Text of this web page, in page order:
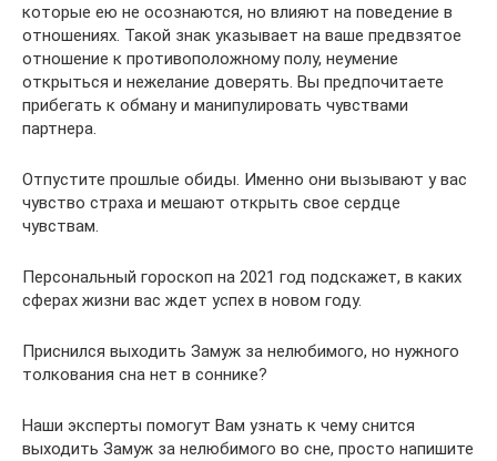
которые ею не осознаются, но влияют на поведение в
отношениях. Такой знак указывает на ваше предвзятое
отношение к противоположному полу, неумение
открыться и нежелание доверять. Вы предпочитаете
прибегать к обману и манипулировать чувствами
партнера.
Отпустите прошлые обиды. Именно они вызывают у вас
чувство страха и мешают открыть свое сердце
чувствам.
Персональный гороскоп на 2021 год подскажет, в каких
сферах жизни вас ждет успех в новом году.
Приснился выходить Замуж за нелюбимого, но нужного
толкования сна нет в соннике?
Наши эксперты помогут Вам узнать к чему снится
выходить Замуж за нелюбимого во сне, просто напишите